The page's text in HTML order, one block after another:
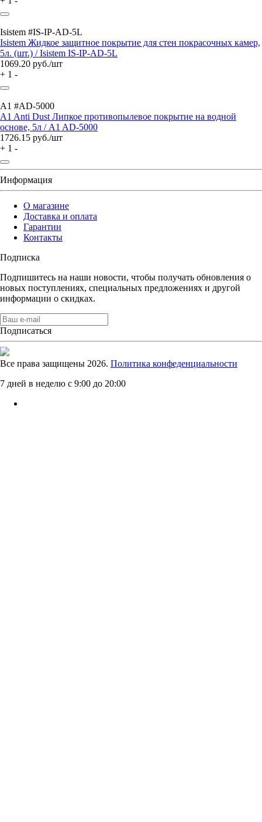
Isistem #IS-IP-AD-5L
Isistem Жидкое защитное покрытие для стен покрасочных камер,
5л. (шт.) / Isistem IS-IP-AD-5L
1069.20 руб./шт
+ 1 -
A1 #AD-5000
A1 Anti Dust Липкое противопылевое покрытие на водной
основе, 5л / A1 AD-5000
1726.15 руб./шт
+ 1 -
Информация
О магазине
Доставка и оплата
Гарантии
Контакты
Подписка
Подпишитесь на наши новости, чтобы получать обновления о
новых поступлениях, специальных предложениях и другой
информации о скидках.
Подписаться
Все права защищены 2026. Политика конфеденциальности
7 дней в неделю с 9:00 до 20:00